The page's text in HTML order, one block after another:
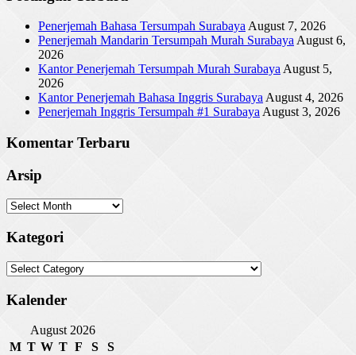
Penerjemah Bahasa Tersumpah Surabaya August 7, 2026
Penerjemah Mandarin Tersumpah Murah Surabaya August 6,
2026
Kantor Penerjemah Tersumpah Murah Surabaya August 5,
2026
Kantor Penerjemah Bahasa Inggris Surabaya August 4, 2026
Penerjemah Inggris Tersumpah #1 Surabaya August 3, 2026
Komentar Terbaru
Arsip
Arsip
Kategori
Kategori
Kalender
August 2026
M T W T F S
S